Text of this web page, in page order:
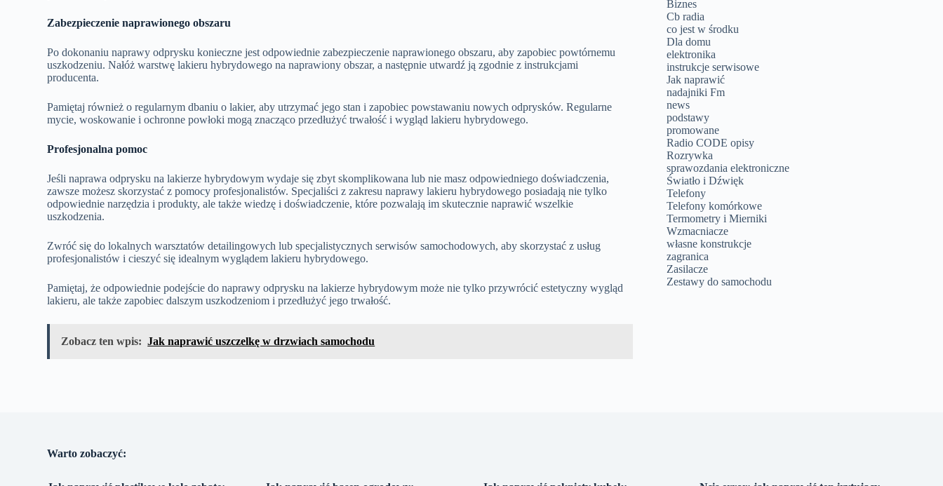
Zabezpieczenie naprawionego obszaru
Po dokonaniu naprawy odprysku konieczne jest odpowiednie zabezpieczenie naprawionego obszaru, aby zapobiec powtórnemu
uszkodzeniu. Nałóż warstwę lakieru hybrydowego na naprawiony obszar, a następnie utwardź ją zgodnie z instrukcjami
producenta.
Pamiętaj również o regularnym dbaniu o lakier, aby utrzymać jego stan i zapobiec powstawaniu nowych odprysków. Regularne
mycie, woskowanie i ochronne powłoki mogą znacząco przedłużyć trwałość i wygląd lakieru hybrydowego.
Profesjonalna pomoc
Jeśli naprawa odprysku na lakierze hybrydowym wydaje się zbyt skomplikowana lub nie masz odpowiedniego doświadczenia,
zawsze możesz skorzystać z pomocy profesjonalistów. Specjaliści z zakresu naprawy lakieru hybrydowego posiadają nie tylko
odpowiednie narzędzia i produkty, ale także wiedzę i doświadczenie, które pozwalają im skutecznie naprawić wszelkie
uszkodzenia.
Zwróć się do lokalnych warsztatów detailingowych lub specjalistycznych serwisów samochodowych, aby skorzystać z usług
profesjonalistów i cieszyć się idealnym wyglądem lakieru hybrydowego.
Pamiętaj, że odpowiednie podejście do naprawy odprysku na lakierze hybrydowym może nie tylko przywrócić estetyczny wygląd
lakieru, ale także zapobiec dalszym uszkodzeniom i przedłużyć jego trwałość.
Zobacz ten wpis: Jak naprawić uszczelkę w drzwiach samochodu
Biznes
Cb radia
co jest w środku
Dla domu
elektronika
instrukcje serwisowe
Jak naprawić
nadajniki Fm
news
podstawy
promowane
Radio CODE opisy
Rozrywka
sprawozdania elektroniczne
Światło i Dźwięk
Telefony
Telefony komórkowe
Termometry i Mierniki
Wzmacniacze
własne konstrukcje
zagranica
Zasilacze
Zestawy do samochodu
Warto zobaczyć: